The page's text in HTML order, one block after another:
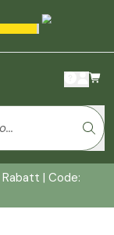
Rabatt | Code: